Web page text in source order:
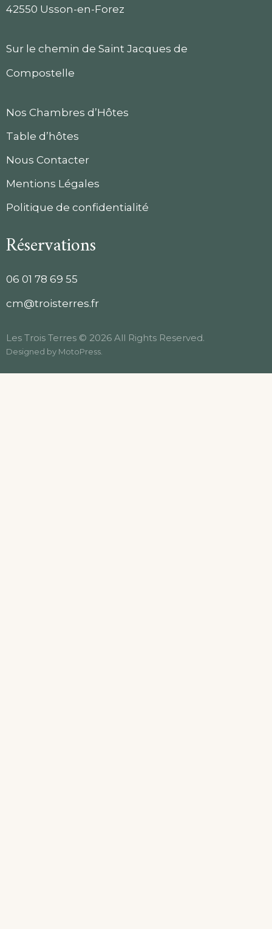
42550 Usson-en-Forez
Sur le chemin de Saint Jacques de
Compostelle
Nos Chambres d’Hôtes
Table d’hôtes
Nous Contacter
Mentions Légales
Politique de confidentialité
Réservations
06 01 78 69 55
cm@troisterres.fr
Les Trois Terres © 2026 All Rights Reserved.
Designed by MotoPress